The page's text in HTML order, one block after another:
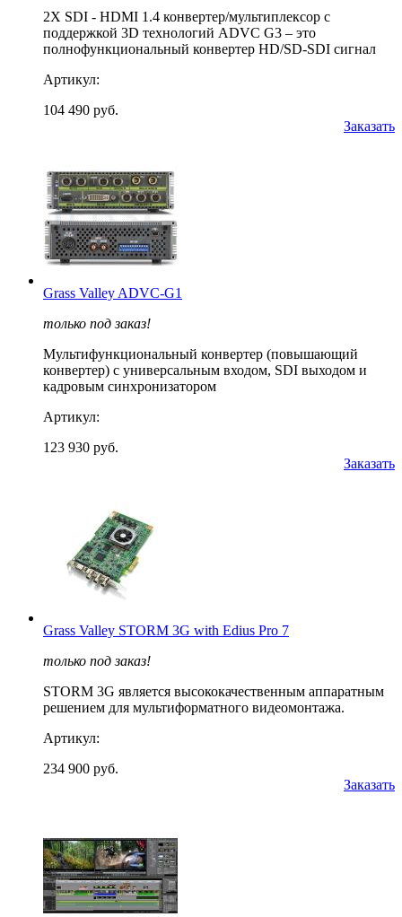
2X SDI - HDMI 1.4 конвертер/мультиплексор с
поддержкой 3D технологий ADVC G3 – это
полнофункциональный конвертер HD/SD-SDI сигнал
Артикул:
104 490 руб.
Заказать
Grass Valley ADVC-G1
только под заказ!
Мультифункциональный конвертер (повышающий
конвертер) с универсальным входом, SDI выходом и
кадровым синхронизатором
Артикул:
123 930 руб.
Заказать
Grass Valley STORM 3G with Edius Pro 7
только под заказ!
STORM 3G является высококачественным аппаратным
решением для мультиформатного видеомонтажа.
Артикул:
234 900 руб.
Заказать